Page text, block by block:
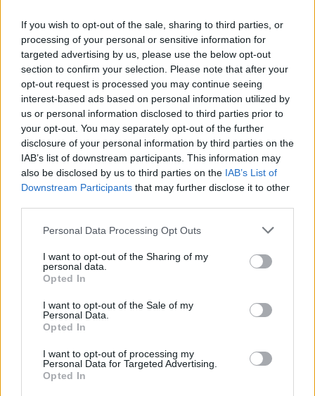
If you wish to opt-out of the sale, sharing to third parties, or
processing of your personal or sensitive information for
targeted advertising by us, please use the below opt-out
section to confirm your selection. Please note that after your
opt-out request is processed you may continue seeing
interest-based ads based on personal information utilized by
us or personal information disclosed to third parties prior to
your opt-out. You may separately opt-out of the further
disclosure of your personal information by third parties on the
IAB’s list of downstream participants. This information may
also be disclosed by us to third parties on the IAB’s List of
Downstream Participants that may further disclose it to other
Personal Data Processing Opt Outs
I want to opt-out of the Sharing of my
personal data.
Opted In
I want to opt-out of the Sale of my
Personal Data.
Opted In
I want to opt-out of processing my
Personal Data for Targeted Advertising.
Opted In
Iratkozz fel a Slatest hírlevelére, hogy naponta
megkapd a legélesebb elemzéseket, kritikákat és
tanácsokat! Az ultra-feldolgozott élelmiszerek (UPF)
manapság az egyik legnagyobb mumusnak
számítanak, de
augusztus 6, 2026
Védelmi Fellendülés: A Felvirágzás Új
Forrása
csupán az ország védelmeként, hanem a gazdasági
növekedés motorjaként is beállítja a katonai